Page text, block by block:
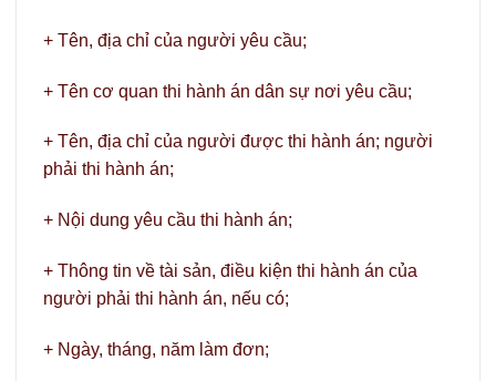
+ Tên, địa chỉ của người yêu cầu;
+ Tên cơ quan thi hành án dân sự nơi yêu cầu;
+ Tên, địa chỉ của người được thi hành án; người
phải thi hành án;
+ Nội dung yêu cầu thi hành án;
+ Thông tin về tài sản, điều kiện thi hành án của
người phải thi hành án, nếu có;
+ Ngày, tháng, năm làm đơn;